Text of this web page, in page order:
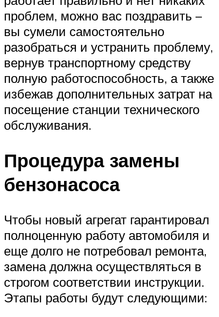
проблем, можно вас поздравить –
вы сумели самостоятельно
разобраться и устранить проблему,
вернув транспортному средству
полную работоспособность, а также
избежав дополнительных затрат на
посещение станции технического
обслуживания.
Процедура замены
бензонасоса
Чтобы новый агрегат гарантировал
полноценную работу автомобиля и
еще долго не потребовал ремонта,
замена должна осуществляться в
строгом соответствии инструкции.
Этапы работы будут следующими: